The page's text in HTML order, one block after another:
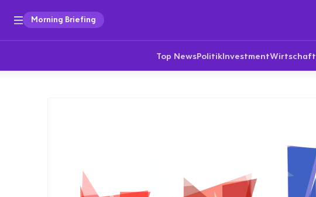
Morning Briefing
Top NewsPolitikInvestmentWirtschaft